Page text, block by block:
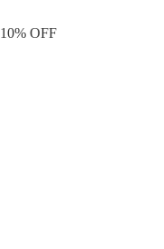
10% OFF